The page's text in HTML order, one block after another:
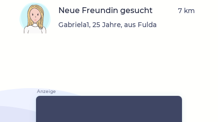
Neue Freundin gesucht
Gabriela1, 25 Jahre, aus Fulda
7 km